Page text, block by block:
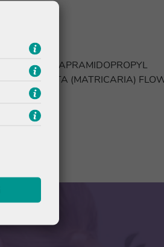
CAPRYL/CAPRAMIDOPROPYL
RECUTITA (MATRICARIA)